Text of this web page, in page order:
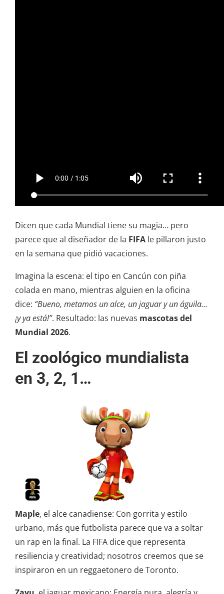
Dicen que cada Mundial tiene su magia… pero
parece que al diseñador de la FIFA le pillaron justo
en la semana que pidió vacaciones.
Imagina la escena: el tipo en Cancún con piña
colada en mano, mientras alguien en la oficina
dice: “Bueno, metamos un alce, un jaguar y un águila…
¡y ya está!”. Resultado: las nuevas mascotas del
Mundial 2026.
El zoológico mundialista
en 3, 2, 1…
Maple, el alce canadiense: Con gorrita y estilo
urbano, más que futbolista parece que va a soltar
un rap en la final. La FIFA dice que representa
resiliencia y creatividad; nosotros creemos que se
inspiraron en un reggaetonero de Toronto.